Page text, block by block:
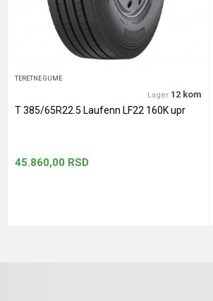
Anti-spam zaštita - izračunajte koliko je 2 + 3 :
TERETNE GUME
Lager 12 kom
T 385/65R22.5 Laufenn LF22 160K upr
45.860,00 RSD